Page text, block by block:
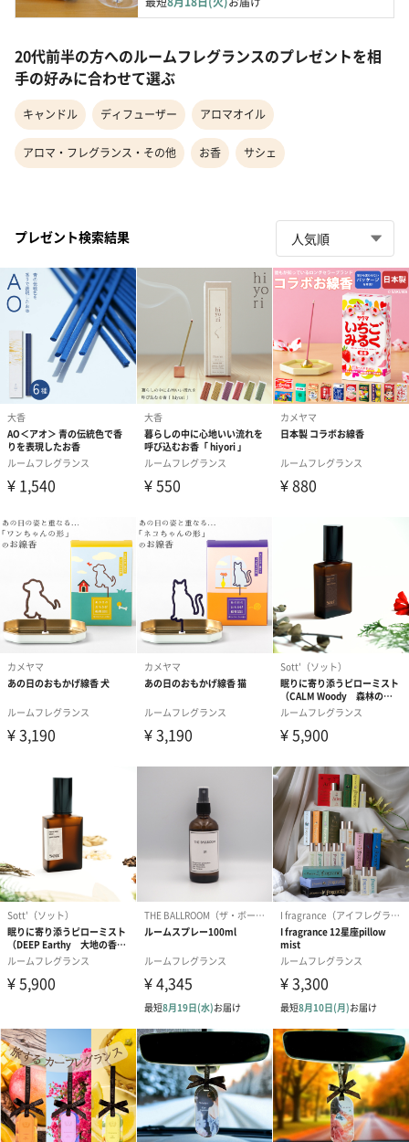
20代前半の方へのルームフレグランスのプレゼントを相
手の好みに合わせて選ぶ
キャンドル ディフューザー アロマオイル
アロマ・フレグランス・その他 お香 サシェ
プレゼント検索結果